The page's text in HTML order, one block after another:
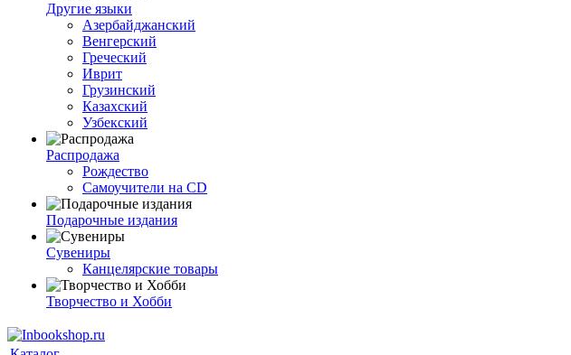
Другие языки
Азербайджанский
Венгерский
Греческий
Иврит
Грузинский
Казахский
Узбекский
Распродажа
Рождество
Самоучители на CD
Подарочные издания
Сувениры
Канцелярские товары
Творчество и Хобби